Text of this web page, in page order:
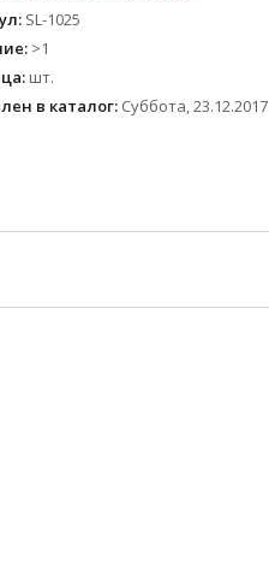
: SL-1025
: >1
: шт.
в каталог: Суббота, 23.12.2017